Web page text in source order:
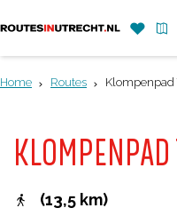
F
a
v
i
a
a
Home Routes Klompenpad
(13,5 km)